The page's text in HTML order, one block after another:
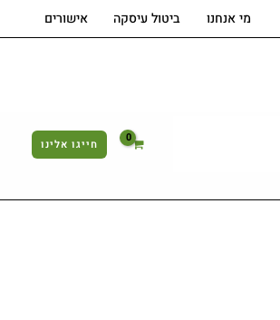
מי אנחנו ביטול עיסקה אישורים
חייגו אלינו